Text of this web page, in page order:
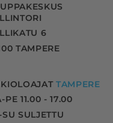
6
TAMPERE
TAMPERE
PE 11.00 - 17.00
SU SULJETTU